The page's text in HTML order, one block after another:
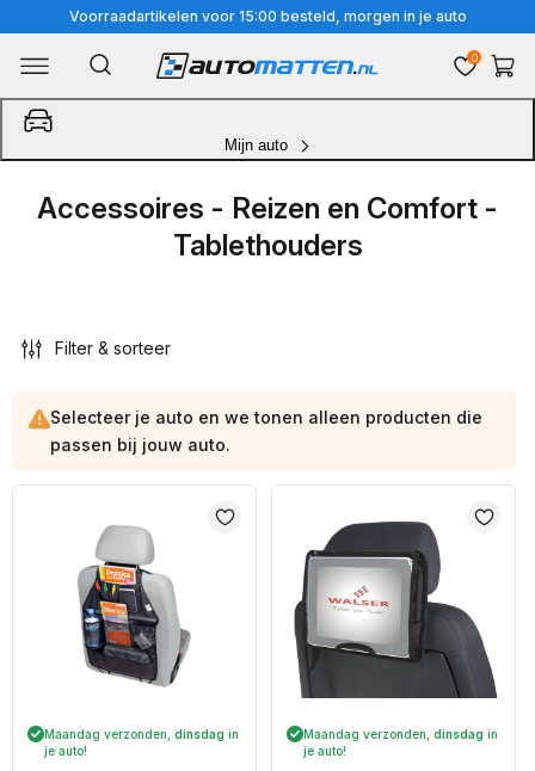
naar
content
Voorraadartikelen voor 15:00 besteld, morgen in je auto
Mijn auto
0
Accessoires - Reizen en Comfort -
Tablethouders
Filter & sorteer
Selecteer je auto en we tonen alleen producten die
passen bij jouw auto.
Maandag verzonden, dinsdag in
je auto!
Maandag verzonden, dinsdag in
je auto!